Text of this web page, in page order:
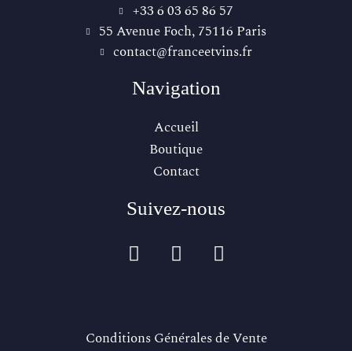
+33 6 03 65 86 57‬
55 Avenue Foch, 75116 Paris
contact@franceetvins.fr
Navigation
Accueil
Boutique
Contact
Suivez-nous
Conditions Générales de Vente